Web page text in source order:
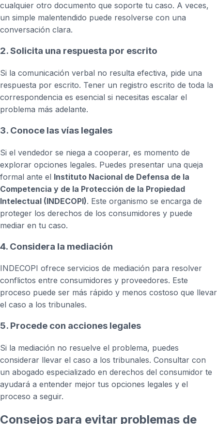
cualquier otro documento que soporte tu caso. A veces,
un simple malentendido puede resolverse con una
conversación clara.
2. Solicita una respuesta por escrito
Si la comunicación verbal no resulta efectiva, pide una
respuesta por escrito. Tener un registro escrito de toda la
correspondencia es esencial si necesitas escalar el
problema más adelante.
3. Conoce las vías legales
Si el vendedor se niega a cooperar, es momento de
explorar opciones legales. Puedes presentar una queja
formal ante el Instituto Nacional de Defensa de la
Competencia y de la Protección de la Propiedad
Intelectual (INDECOPI). Este organismo se encarga de
proteger los derechos de los consumidores y puede
mediar en tu caso.
4. Considera la mediación
INDECOPI ofrece servicios de mediación para resolver
conflictos entre consumidores y proveedores. Este
proceso puede ser más rápido y menos costoso que llevar
el caso a los tribunales.
5. Procede con acciones legales
Si la mediación no resuelve el problema, puedes
considerar llevar el caso a los tribunales. Consultar con
un abogado especializado en derechos del consumidor te
ayudará a entender mejor tus opciones legales y el
proceso a seguir.
Consejos para evitar problemas de